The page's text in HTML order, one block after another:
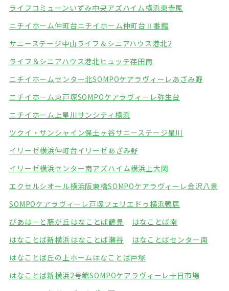
ライフコミューンいずみ中央アズハイム横浜東寺尾
ニチイホーム仲町台ニチイホーム仲町台Ⅱ番館
サニーステージ中山ライフ＆シニアハウス港北2
ライフ＆シニアハウス港北 ヒュッテ荏田南
ニチイホームセンター北SOMPOケアラヴィーレあざみ野
ニチイホーム東戸塚SOMPOケアラヴィーレ弥生台
ニチイホーム上星川 サンシティ横浜
ツクイ・サンシャイン保土ヶ谷サニーステージ星川
イリーゼ横浜仲町台イリーゼあざみ野
イリーゼ横浜センター南アズハイム横浜上大岡
エクセルシオール横浜阪東橋SOMPOケアラヴィーレ金沢八景
SOMPOケアラヴィーレ戸塚フェリエドゥ横浜鴨居
ぴあはーと藤が丘 はなことば鶴見
はなことば南
はなことば新横浜 はなことば瀬谷
はなことばセンター南
はなことば丘の上ホーム はなことば戸塚
はなことば新横浜2号館SOMPOケアラヴィーレ十日市場